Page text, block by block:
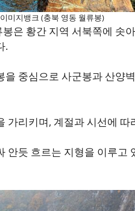
미지뱅크 (충북 영동 월류봉)
은 황간 지역 서북쪽에 솟
.
중심으로 사군봉과 산양
가리키며, 계절과 시선에
안듯 흐르는 지형을 이루고